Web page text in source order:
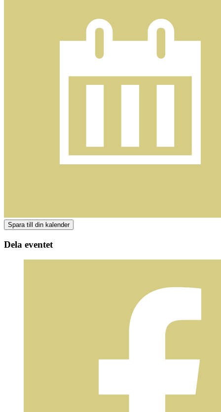
Dela eventet